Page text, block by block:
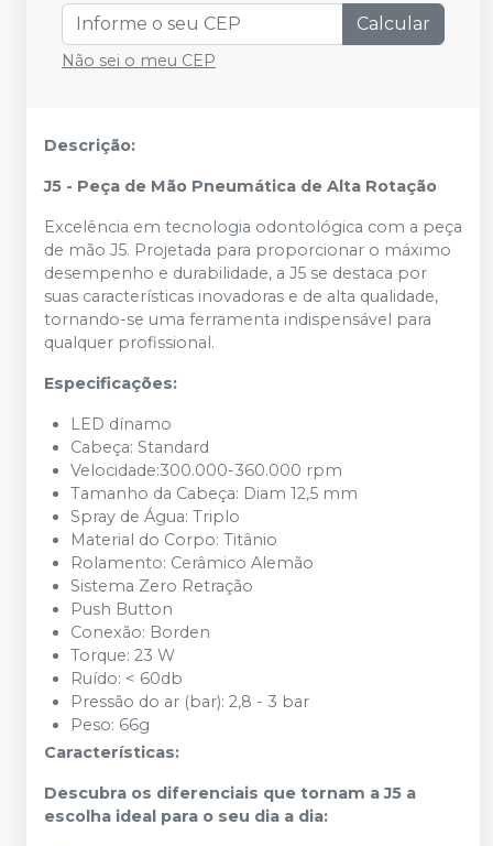
Calcular
Não sei o meu CEP
Descrição:
J5 - Peça de Mão Pneumática de Alta Rotação
Excelência em tecnologia odontológica com a peça
de mão J5. Projetada para proporcionar o máximo
desempenho e durabilidade, a J5 se destaca por
suas características inovadoras e de alta qualidade,
tornando-se uma ferramenta indispensável para
qualquer profissional.
Especificações:
LED dínamo
Cabeça: Standard
Velocidade:300.000-360.000 rpm
Tamanho da Cabeça: Diam 12,5 mm
Spray de Água: Triplo
Material do Corpo: Titânio
Rolamento: Cerâmico Alemão
Sistema Zero Retração
Push Button
Conexão: Borden
Torque: 23 W
Ruído: < 60db
Pressão do ar (bar): 2,8 - 3 bar
Peso: 66g
Características:
Descubra os diferenciais que tornam a J5 a
escolha ideal para o seu dia a dia: